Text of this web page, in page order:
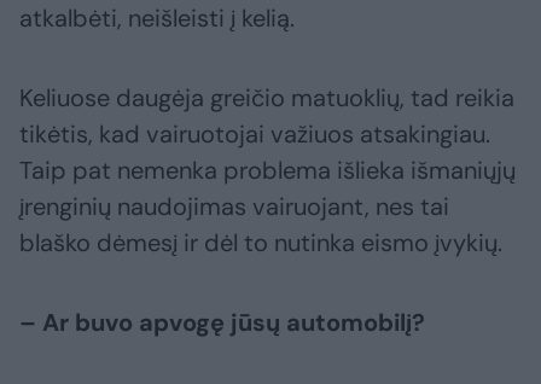
atkalbėti, neišleisti į kelią.
Keliuose daugėja greičio matuoklių, tad reikia
tikėtis, kad vairuotojai važiuos atsakingiau.
Taip pat nemenka problema išlieka išmaniųjų
įrenginių naudojimas vairuojant, nes tai
blaško dėmesį ir dėl to nutinka eismo įvykių.
– Ar buvo apvogę jūsų automobilį?